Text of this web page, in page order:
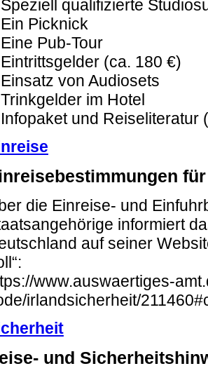
Speziell qualifizierte
Ein Picknick
Eine Pub-Tour
Eintrittsgelder (ca. 180 €)
Einsatz von Audiosets
Trinkgelder im Hotel
Infopaket und Reiseliteratur
die Einreise- und
informiert
auf seiner
www.auswaertiges-
irlandsicherheit/
und